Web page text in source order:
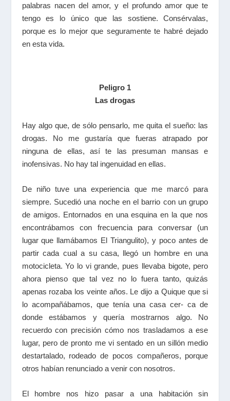
palabras nacen del amor, y el profundo amor que te
tengo es lo único que las sostiene. Consérvalas,
porque es lo mejor que seguramente te habré dejado
en esta vida.
Peligro 1
Las drogas
Hay algo que, de sólo pensarlo, me quita el sueño: las
drogas. No me gustaría que fueras atrapado por
ninguna de ellas, así te las presuman mansas e
inofensivas. No hay tal ingenuidad en ellas.
De niño tuve una experiencia que me marcó para
siempre. Sucedió una noche en el barrio con un grupo
de amigos. Entornados en una esquina en la que nos
encontrábamos con frecuencia para conversar (un
lugar que llamábamos El Triangulito), y poco antes de
partir cada cual a su casa, llegó un hombre en una
motocicleta. Yo lo vi grande, pues llevaba bigote, pero
ahora pienso que tal vez no lo fuera tanto, quizás
apenas rozaba los veinte años. Le dijo a Quique que si
lo acompañábamos, que tenía una casa cer- ca de
donde estábamos y quería mostrarnos algo. No
recuerdo con precisión cómo nos trasladamos a ese
lugar, pero de pronto me vi sentado en un sillón medio
destartalado, rodeado de pocos compañeros, porque
otros habían renunciado a venir con nosotros.
El hombre nos hizo pasar a una habitación sin